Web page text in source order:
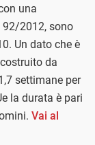
una
92/2012, sono
Un dato che è
da
settimane per
la durata è pari
Vai al